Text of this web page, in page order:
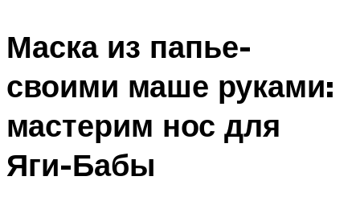
Маска из папье-
своими маше руками:
мастерим нос для
Яги-Бабы